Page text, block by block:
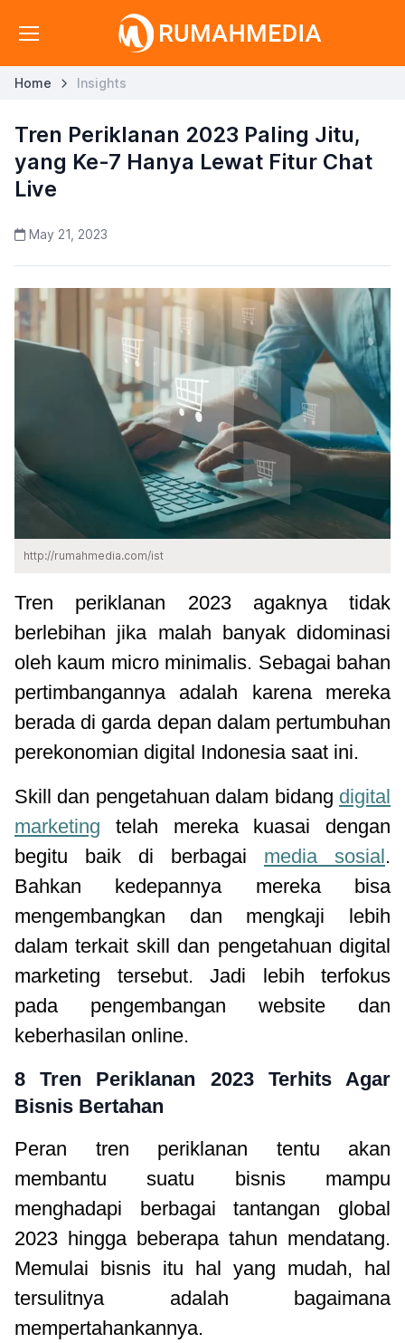
Home Insights
Tren Periklanan 2023 Paling Jitu,
yang Ke-7 Hanya Lewat Fitur Chat
Live
May 21, 2023
http://rumahmedia.com/ist
Tren periklanan 2023 agaknya tidak
berlebihan jika malah banyak didominasi
oleh kaum micro minimalis. Sebagai bahan
pertimbangannya adalah karena mereka
berada di garda depan dalam pertumbuhan
perekonomian digital Indonesia saat ini.
Skill dan pengetahuan dalam bidang digital
marketing telah mereka kuasai dengan
begitu baik di berbagai media sosial .
Bahkan kedepannya mereka bisa
mengembangkan dan mengkaji lebih
dalam terkait skill dan pengetahuan digital
marketing tersebut. Jadi lebih terfokus
pada pengembangan website dan
keberhasilan online.
8 Tren Periklanan 2023 Terhits Agar
Bisnis Bertahan
Peran tren periklanan tentu akan
membantu suatu bisnis mampu
menghadapi berbagai tantangan global
2023 hingga beberapa tahun mendatang.
Memulai bisnis itu hal yang mudah, hal
tersulitnya adalah bagaimana
mempertahankannya.